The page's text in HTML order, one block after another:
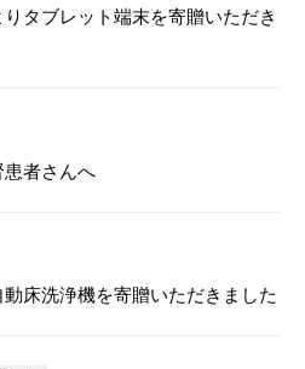
タブレット端末を寄贈いただき
者さんへ
床洗浄機を寄贈いただきました